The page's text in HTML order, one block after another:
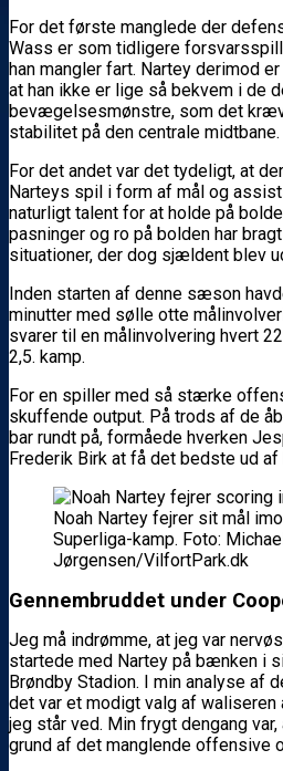
For det første manglede der
Wass er som tidligere
han mangler fart. Nartey derimod
at han ikke er lige så bekvem i de
bevægelsesmønstre, som det
stabilitet på den centrale midtbane.
For det andet var det tydeligt, at
Narteys spil i form af mål og
naturligt talent for at holde på
pasninger og ro på bolden har
situationer, der dog sjældent blev
Inden starten af denne sæson
minutter med sølle otte
svarer til en målinvolvering hvert
2,5. kamp.
For en spiller med så stærke
skuffende output. På trods af de
bar rundt på, formåede hverken
Frederik Birk at få det bedste ud af
Noah Nartey fejrer sit mål
Superliga-kamp. Foto:
Jørgensen/VilfortPark.dk
Gennembruddet under
Jeg må indrømme, at jeg var
startede med Nartey på bænken i
Brøndby Stadion. I min analyse af
det var et modigt valg af
jeg står ved. Min frygt dengang
grund af det manglende offensive